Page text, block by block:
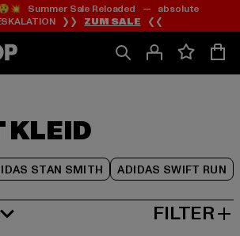
Zum
Inhalt
springen
Zum
Fußzeile
springen
Summer Sale Reloaded — absolute
❯❯ ZUM SALE ❮❮
KLEID
STAN SMITH ADIDAS SWIFT RUN
Zum
Produktraster
springen
FILTER